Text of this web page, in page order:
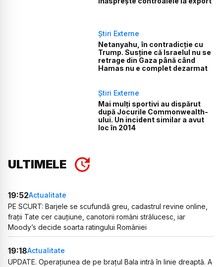
Știri Externe
Netanyahu, în contradicție cu
Trump. Susține că Israelul nu se
retrage din Gaza până când
Hamas nu e complet dezarmat
Știri Externe
Mai mulți sportivi au dispărut
după Jocurile Commonwealth-
ului. Un incident similar a avut
loc în 2014
ULTIMELE
19:52Actualitate
PE SCURT: Barjele se scufundă greu, cadastrul revine online,
frații Tate cer cauțiune, canotorii români strălucesc, iar
Moody’s decide soarta ratingului României
19:18Actualitate
UPDATE. Operațiunea de pe brațul Bala intră în linie dreaptă. A